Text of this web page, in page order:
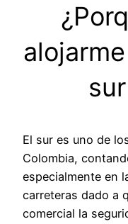
El sur es uno de
Colombia,
especialmente en
carreteras dado a
comercial la